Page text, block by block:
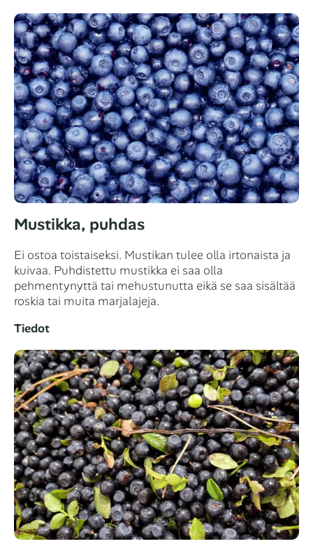
Mustikka, puhdas
Ei ostoa toistaiseksi. Mustikan tulee olla irtonaista ja
kuivaa. Puhdistettu mustikka ei saa olla
pehmentynyttä tai mehustunutta eikä se saa sisältää
roskia tai muita marjalajeja.
Tiedot